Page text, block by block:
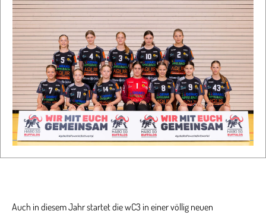
Auch in diesem Jahr startet die wC3 in einer völlig neuen